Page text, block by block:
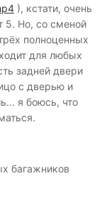
), кстати, очень
5. Но, со сменой
полноценных
для любых
задней двери
с дверью и
я боюсь, что
багажников